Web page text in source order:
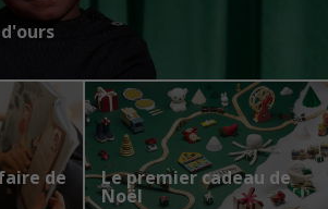
de Le premier cadeau de
Noël